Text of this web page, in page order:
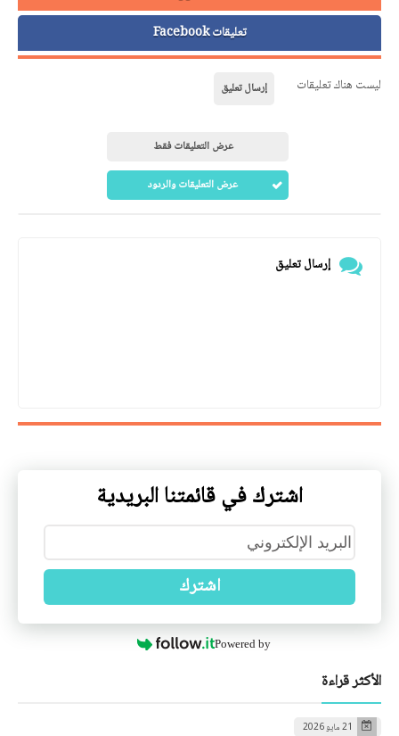
تعليقات Facebook
ليست هناك تعليقات إرسال تعليق
عرض التعليقات فقط
عرض التعليقات والردود
إرسال تعليق
اشترك في قائمتنا البريدية
اشترك
Powered by
الأكثر قراءة
21 مايو 2026